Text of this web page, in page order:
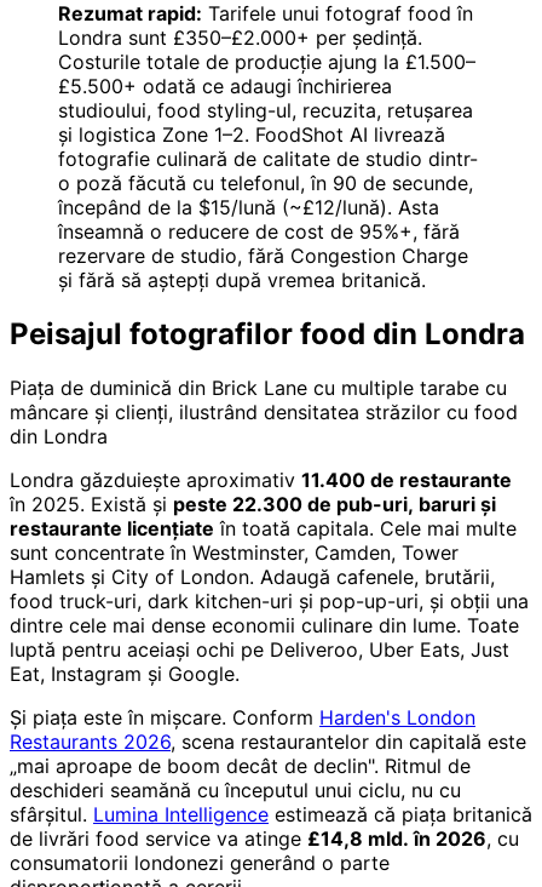
Rezumat rapid: Tarifele unui fotograf food în
Londra sunt £350–£2.000+ per ședință.
Costurile totale de producție ajung la £1.500–
£5.500+ odată ce adaugi închirierea
studioului, food styling-ul, recuzita, retușarea
și logistica Zone 1–2. FoodShot AI livrează
fotografie culinară de calitate de studio dintr-
o poză făcută cu telefonul, în 90 de secunde,
începând de la $15/lună (~£12/lună). Asta
înseamnă o reducere de cost de 95%+, fără
rezervare de studio, fără Congestion Charge
și fără să aștepți după vremea britanică.
Peisajul fotografilor food din Londra
Piața de duminică din Brick Lane cu multiple tarabe cu
mâncare și clienți, ilustrând densitatea străzilor cu food
din Londra
Londra găzduiește aproximativ 11.400 de restaurante
în 2025. Există și peste 22.300 de pub-uri, baruri și
restaurante licențiate în toată capitala. Cele mai multe
sunt concentrate în Westminster, Camden, Tower
Hamlets și City of London. Adaugă cafenele, brutării,
food truck-uri, dark kitchen-uri și pop-up-uri, și obții una
dintre cele mai dense economii culinare din lume. Toate
luptă pentru aceiași ochi pe Deliveroo, Uber Eats, Just
Eat, Instagram și Google.
Și piața este în mișcare. Conform Harden's London
Restaurants 2026, scena restaurantelor din capitală este
„mai aproape de boom decât de declin". Ritmul de
deschideri seamănă cu începutul unui ciclu, nu cu
sfârșitul. Lumina Intelligence estimează că piața britanică
de livrări food service va atinge £14,8 mld. în 2026, cu
consumatorii londonezi generând o parte